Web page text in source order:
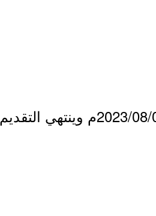
- يبدأ التقديم بمشيئة الله يوم الأربعاء بتاريخ 1445/01/22هـ الموافق 2023/08/09م وينتهي التقديم